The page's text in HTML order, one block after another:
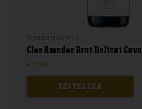
Clos Amador Brut Delicat Cava
€ 11,99
BESTELLEN